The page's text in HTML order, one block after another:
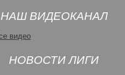
НАШ ВИДЕОКАНАЛ
видео
НОВОСТИ ЛИГИ